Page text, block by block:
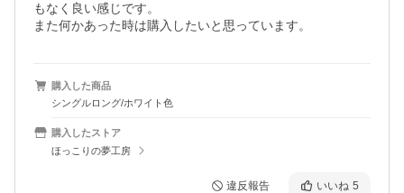
もなく良い感じです。
購入した商品
シングルロング/ホワイト色
購入したストア
ほっこりの夢工房
違反報告 いいね 5